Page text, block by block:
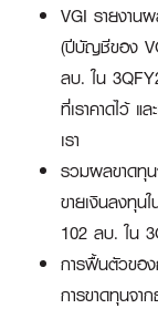
VGI รายงาน
(ปีบัญชีของ
ลบ. ใน
ที่เราคาดไว้ แ
เรา
รวมผลขาดทุน
ขายเงินลงทุน
102 ลบ. ใน
การฟื้นตัวขอ
การขาดทุนจา